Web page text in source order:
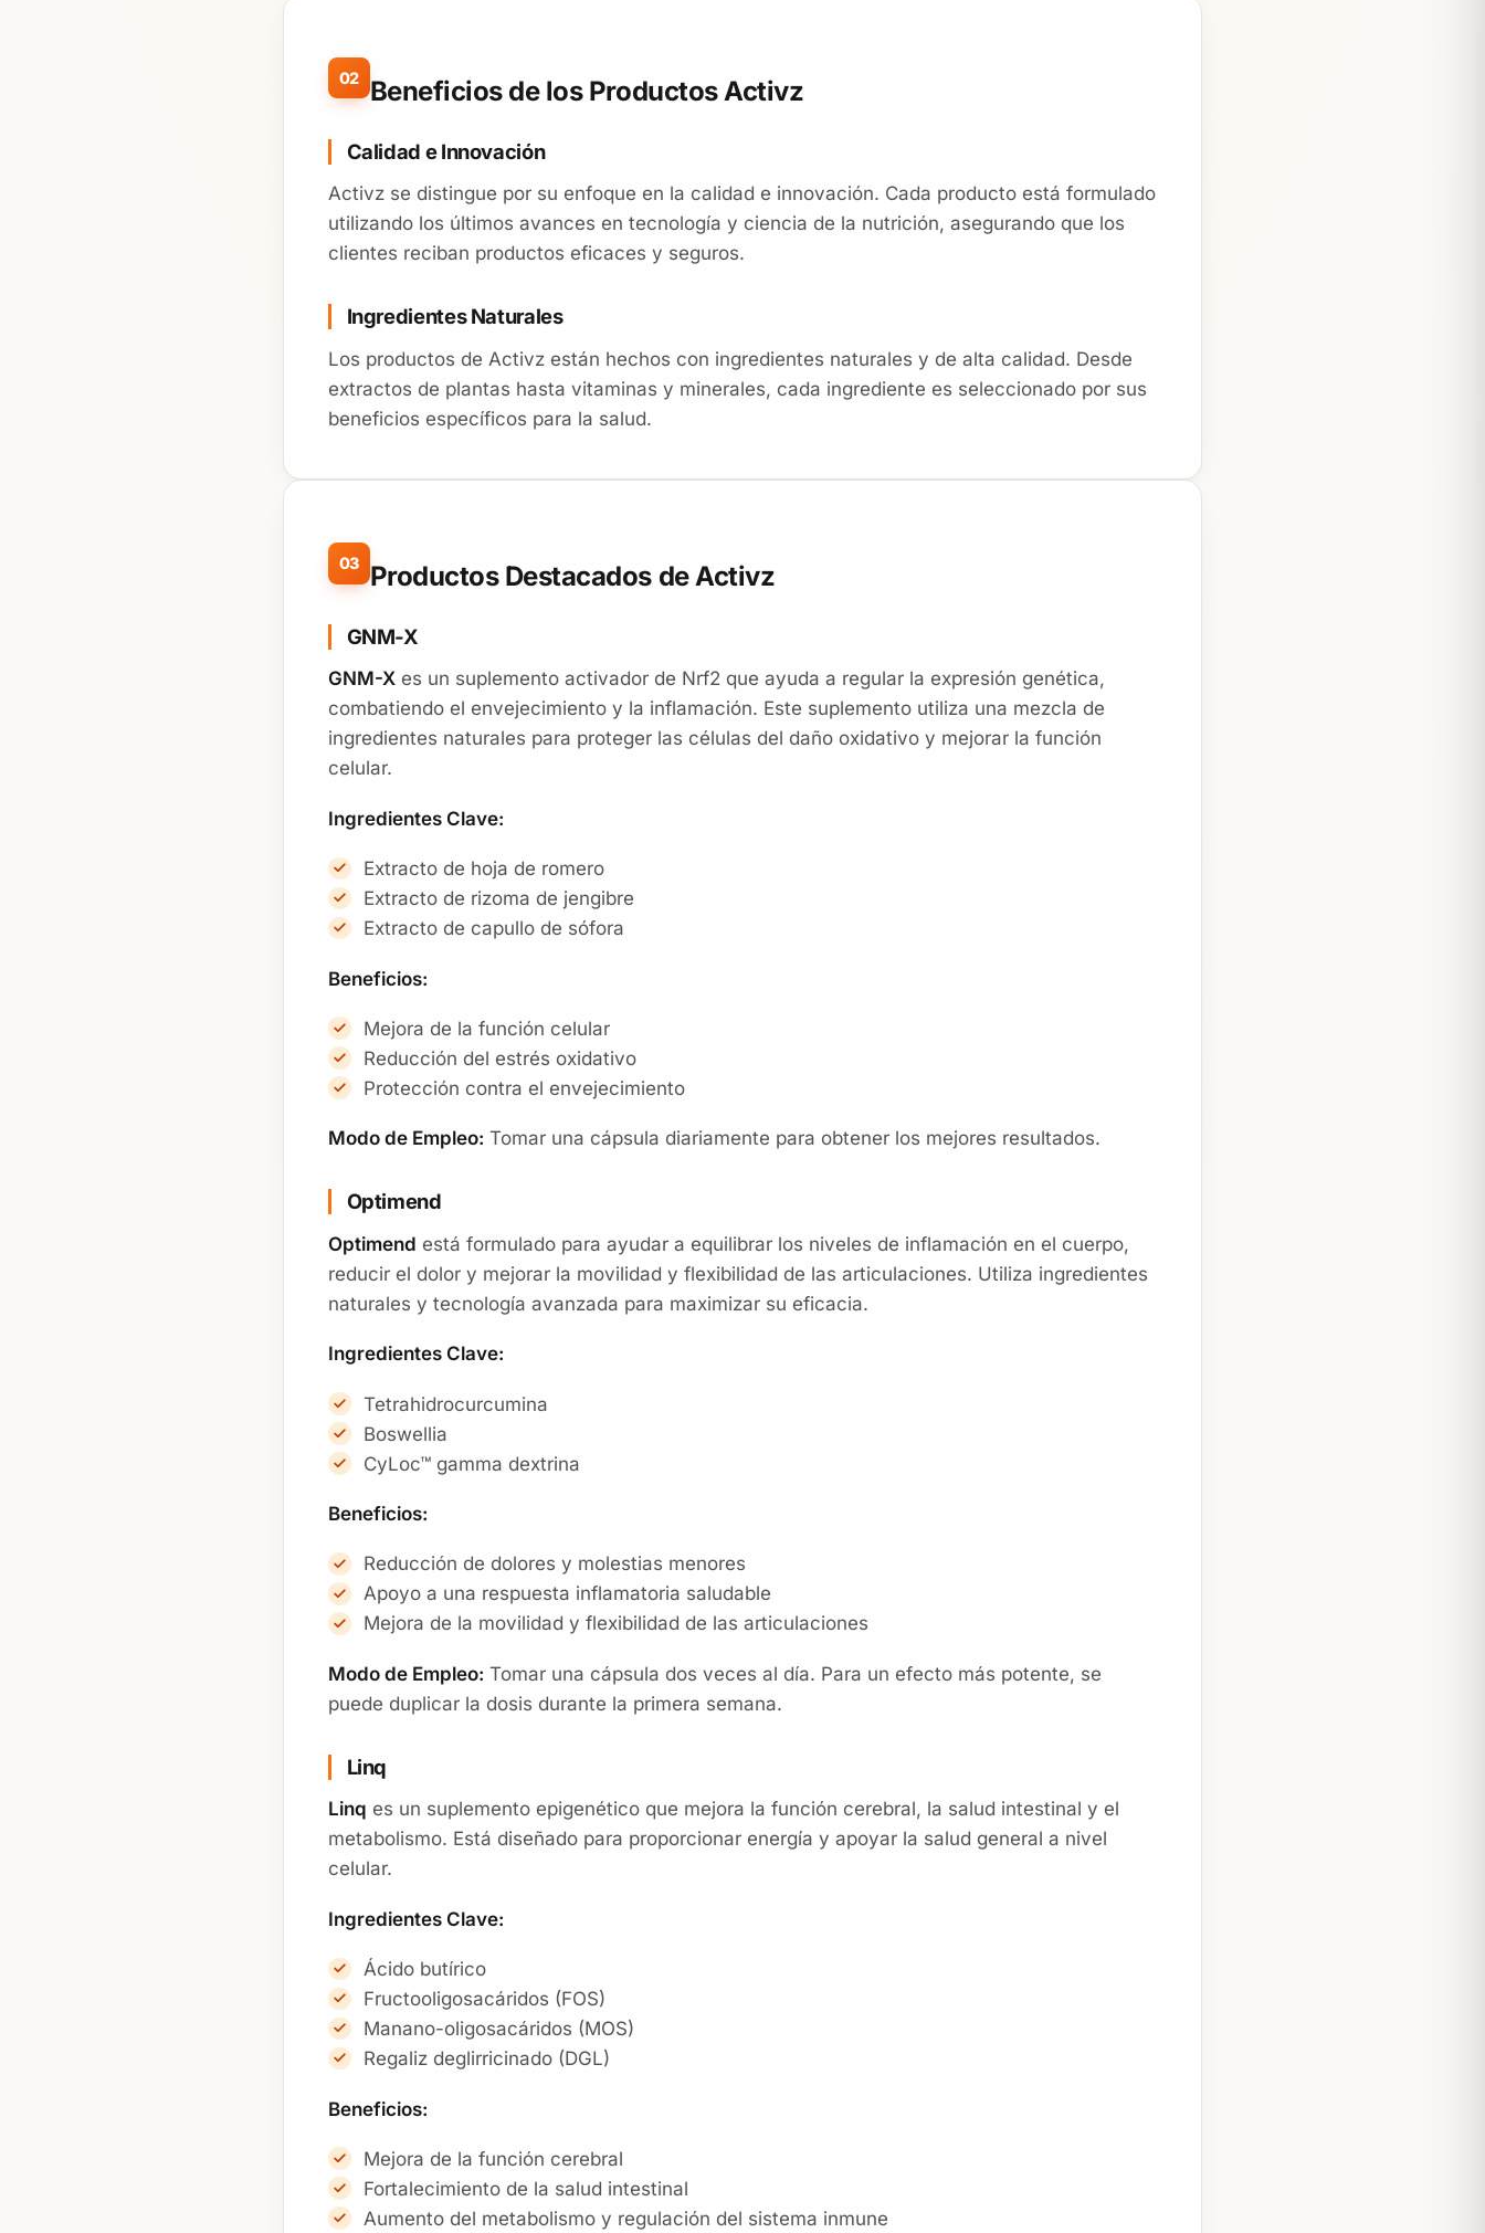
02 Beneficios de los Productos Activz
Calidad e Innovación
Activz se distingue por su enfoque en la calidad e innovación. Cada producto está formulado
utilizando los últimos avances en tecnología y ciencia de la nutrición, asegurando que los
clientes reciban productos eficaces y seguros.
Ingredientes Naturales
Los productos de Activz están hechos con ingredientes naturales y de alta calidad. Desde
extractos de plantas hasta vitaminas y minerales, cada ingrediente es seleccionado por sus
beneficios específicos para la salud.
03 Productos Destacados de Activz
GNM-X
GNM-X es un suplemento activador de Nrf2 que ayuda a regular la expresión genética,
combatiendo el envejecimiento y la inflamación. Este suplemento utiliza una mezcla de
ingredientes naturales para proteger las células del daño oxidativo y mejorar la función
celular.
Ingredientes Clave:
Extracto de hoja de romero
Extracto de rizoma de jengibre
Extracto de capullo de sófora
Beneficios:
Mejora de la función celular
Reducción del estrés oxidativo
Protección contra el envejecimiento
Modo de Empleo: Tomar una cápsula diariamente para obtener los mejores resultados.
Optimend
Optimend está formulado para ayudar a equilibrar los niveles de inflamación en el cuerpo,
reducir el dolor y mejorar la movilidad y flexibilidad de las articulaciones. Utiliza ingredientes
naturales y tecnología avanzada para maximizar su eficacia.
Ingredientes Clave:
Tetrahidrocurcumina
Boswellia
CyLoc™ gamma dextrina
Beneficios:
Reducción de dolores y molestias menores
Apoyo a una respuesta inflamatoria saludable
Mejora de la movilidad y flexibilidad de las articulaciones
Modo de Empleo: Tomar una cápsula dos veces al día. Para un efecto más potente, se
puede duplicar la dosis durante la primera semana.
Linq
Linq es un suplemento epigenético que mejora la función cerebral, la salud intestinal y el
metabolismo. Está diseñado para proporcionar energía y apoyar la salud general a nivel
celular.
Ingredientes Clave:
Ácido butírico
Fructooligosacáridos (FOS)
Manano-oligosacáridos (MOS)
Regaliz deglirricinado (DGL)
Beneficios:
Mejora de la función cerebral
Fortalecimiento de la salud intestinal
Aumento del metabolismo y regulación del sistema inmune